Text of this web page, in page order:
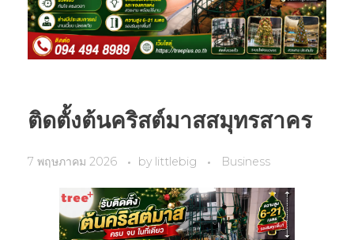
ติดตั้งต้นคริสต์มาสสมุทรสาคร
7 พฤษภาคม 2026 by littlebig Business